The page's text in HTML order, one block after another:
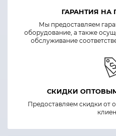
ГАРАНТИЯ
Мы предоставляем
оборудование, а также
обслуживание
СКИДКИ
Предоставляем скидки от